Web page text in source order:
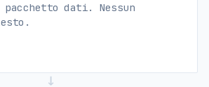
dati. Nessun
→